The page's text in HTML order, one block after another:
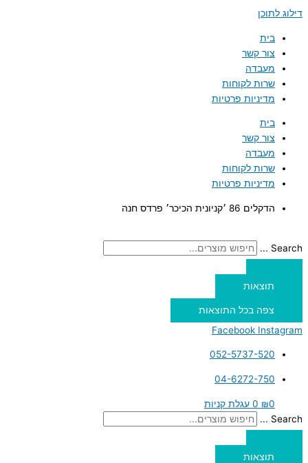
דילוג לתוכן
בית
צור קשר
מעבדה
שרות לקוחות
מדיניות פרטיות
בית
צור קשר
מעבדה
שרות לקוחות
מדיניות פרטיות
הדקלים 86 ׳קניונית הכיכר׳ פרדס חנה
Search ...
תוצאות
צפה בכל התוצאות
Facebook Instagram
052-5737-520
04-6272-750
₪0
0 עגלת קניות
Search ...
תוצאות